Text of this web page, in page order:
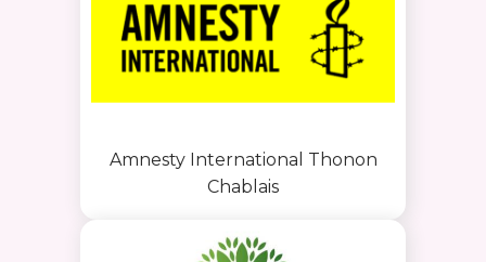
Amnesty International Thonon
Chablais